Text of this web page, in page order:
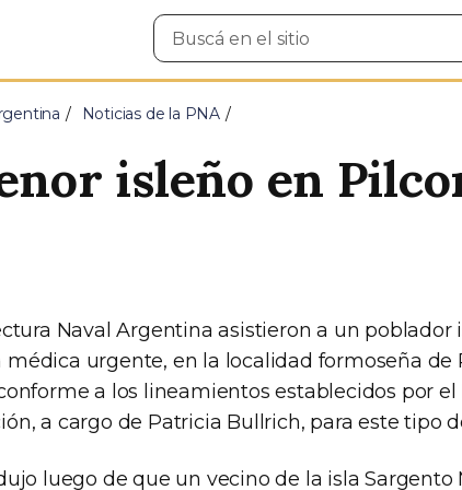
Buscar
en
Noticias de la PNA
isleño en
Naval Argentina asistieron a un poblador
urgente, en la localidad formoseña de
a los lineamientos establecidos por
a cargo de Patricia Bullrich, para este tipo
luego de que un vecino de la isla Sargento